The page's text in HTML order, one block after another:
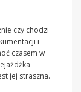
czy chodzi
i
czasem w
jej straszna.